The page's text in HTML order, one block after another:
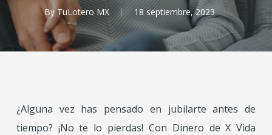
By TuLotero MX 18 septiembre, 2023
¿Alguna vez has pensado en jubilarte antes de
tiempo? ¡No te lo pierdas! Con Dinero de X Vida